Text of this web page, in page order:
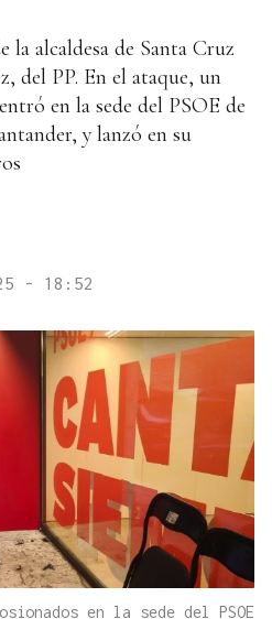
la alcaldesa de Santa Cruz
del PP. En el ataque, un
en la sede del PSOE de
y lanzó en su
- 18:52
en la sede del PSOE